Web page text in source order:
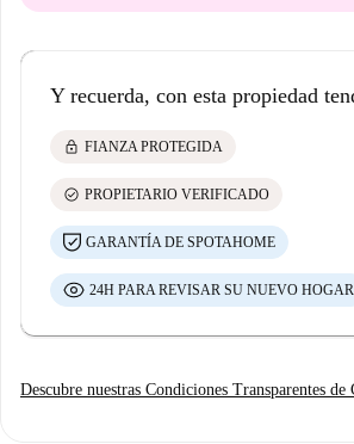
Y recuerda, con esta propiedad
lock FIANZA PROTEGIDA
check_circle PROPIETARIO VERIFICADO
GARANTÍA DE SPOTAHOME
24H PARA REVISAR SU NUEVO HOGAR
Descubre nuestras Condiciones Transparentes de